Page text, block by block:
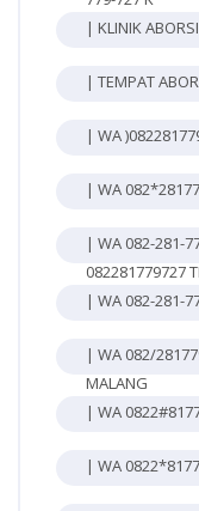
| KLINIK
| TEMPAT
| WA
| WA
| WA 082-281-
082281779727
| WA 082-281-
| WA 082/
MALANG
| WA
| WA